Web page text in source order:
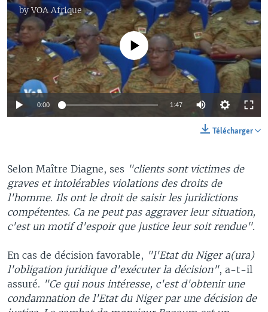
byVOA Afrique
No media source currently available
0:00 1:47
Télécharger
Selon Maître Diagne, ses "clients sont victimes de
graves et intolérables violations des droits de
l'homme. Ils ont le droit de saisir les juridictions
compétentes. Ca ne peut pas aggraver leur situation,
c'est un motif d'espoir que justice leur soit rendue".
En cas de décision favorable, "l'Etat du Niger a(ura)
l'obligation juridique d'exécuter la décision", a-t-il
assuré. "Ce qui nous intéresse, c'est d'obtenir une
condamnation de l'Etat du Niger par une décision de